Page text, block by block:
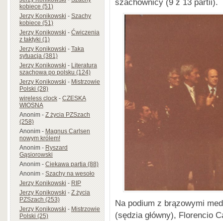
kobiece (51)
Jerzy Konikowski-Szachy
kobiece (51)
Jerzy Konikowski-Ćwiczenia
z taktyki (1)
Jerzy Konikowski-Taka
sytuacja (381)
Jerzy Konikowski-Literatura
szachowa po polsku (124)
Jerzy Konikowski-Mistrzowie
Polski (28)
wireless clock-CZESKA
WIOSNA
Anonim-Z życia PZSzach
(258)
Anonim-Magnus Carlsen
nowym królem!
Anonim-Ryszard
Gąsiorowski
Anonim-Ciekawa partia (88)
Anonim-Szachy na wesoło
Jerzy Konikowski-RIP
Jerzy Konikowski-Z życia
PZSzach (253)
Jerzy Konikowski-Mistrzowie
Polski (25)
szachownicy (9 z 13 partii).
Na podium z brązowymi
(sędzia główny), Florencio